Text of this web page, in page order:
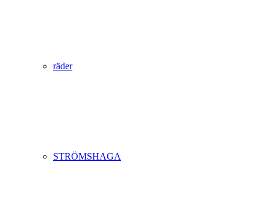
räder
STRÖMSHAGA